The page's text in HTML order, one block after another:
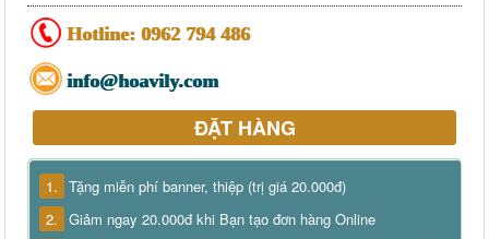
Hotline: 0962 794 486
info@hoavily.com
ĐẶT HÀNG
1. Tặng miễn phí banner, thiệp (trị giá 20.000đ)
2. Giảm ngay 20.000đ khi Bạn tạo đơn hàng Online